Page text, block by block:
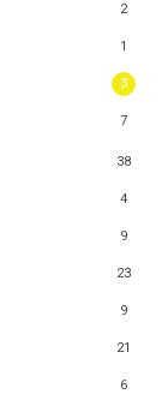
2
1
3
7
38
6
23
21
9
4
9